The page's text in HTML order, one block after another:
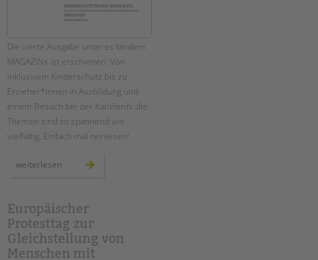
Die vierte Ausgabe unseres tandem
MAGAZINs ist erschienen: Von
inklusivem Kinderschutz bis zu
Erzieher*innen in Ausbildung und
einem Besuch bei der Kanzlerin: die
Themen sind so spannend wie
vielfältig. Einfach mal reinlesen!
weiterlesen
da!
Europäischer
Protesttag zur
Gleichstellung von
Menschen mit